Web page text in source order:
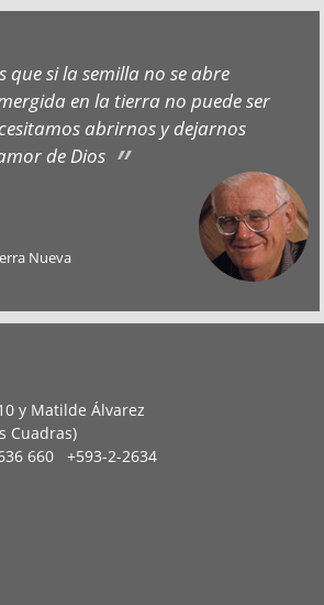
que si la semilla no se abre
en la tierra no puede ser
abrirnos y dejarnos
de Dios
Nueva
y Matilde Álvarez
Cuadras)
660 +593-2-2634